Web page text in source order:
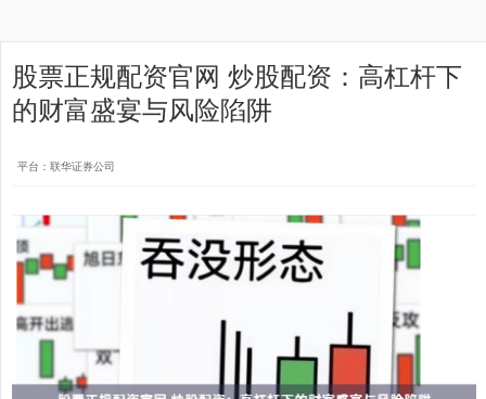
股票正规配资官网 炒股配资：高杠杆下
的财富盛宴与风险陷阱
平台：联华证券公司